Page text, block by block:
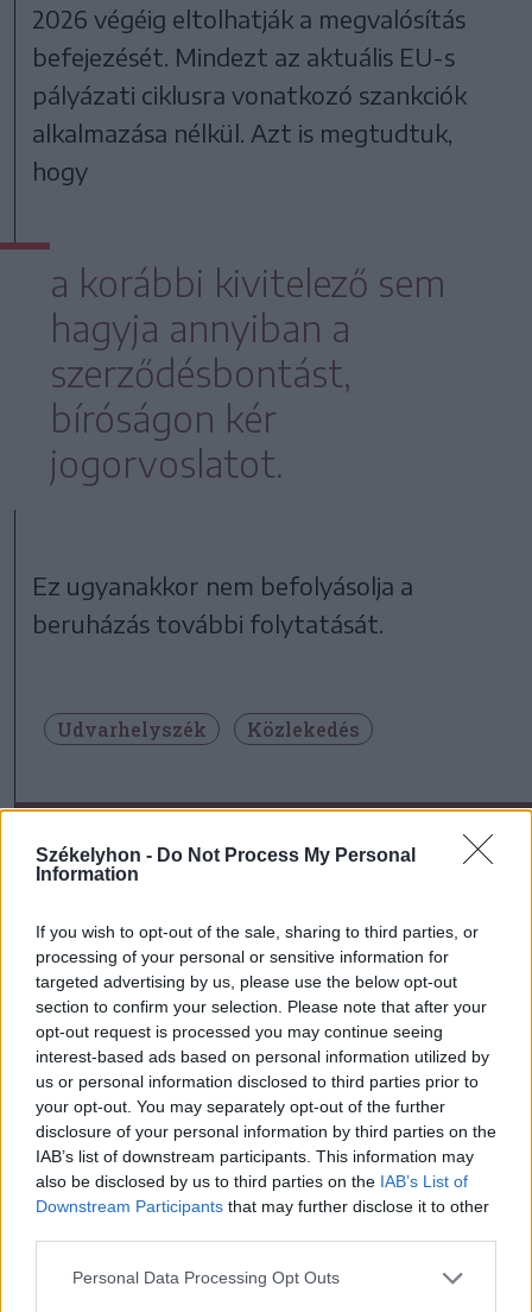
Székelyhon - Do Not Process My Personal
Information
If you wish to opt-out of the sale, sharing to third parties, or
processing of your personal or sensitive information for
targeted advertising by us, please use the below opt-out
section to confirm your selection. Please note that after your
opt-out request is processed you may continue seeing
interest-based ads based on personal information utilized by
us or personal information disclosed to third parties prior to
your opt-out. You may separately opt-out of the further
disclosure of your personal information by third parties on the
IAB’s list of downstream participants. This information may
also be disclosed by us to third parties on the IAB’s List of
Downstream Participants that may further disclose it to other
Personal Data Processing Opt Outs
2026 végéig eltolhatják a megvalósítás
befejezését. Mindezt az aktuális EU-s
pályázati ciklusra vonatkozó szankciók
alkalmazása nélkül. Azt is megtudtuk,
hogy
a korábbi kivitelező sem
hagyja annyiban a
szerződésbontást,
bíróságon kér
jogorvoslatot.
Ez ugyanakkor nem befolyásolja a
beruházás további folytatását.
Udvarhelyszék Közlekedés
szóljon hozzá!
Ezek is érdekelhetik
Mentőhelikopterrel vitték